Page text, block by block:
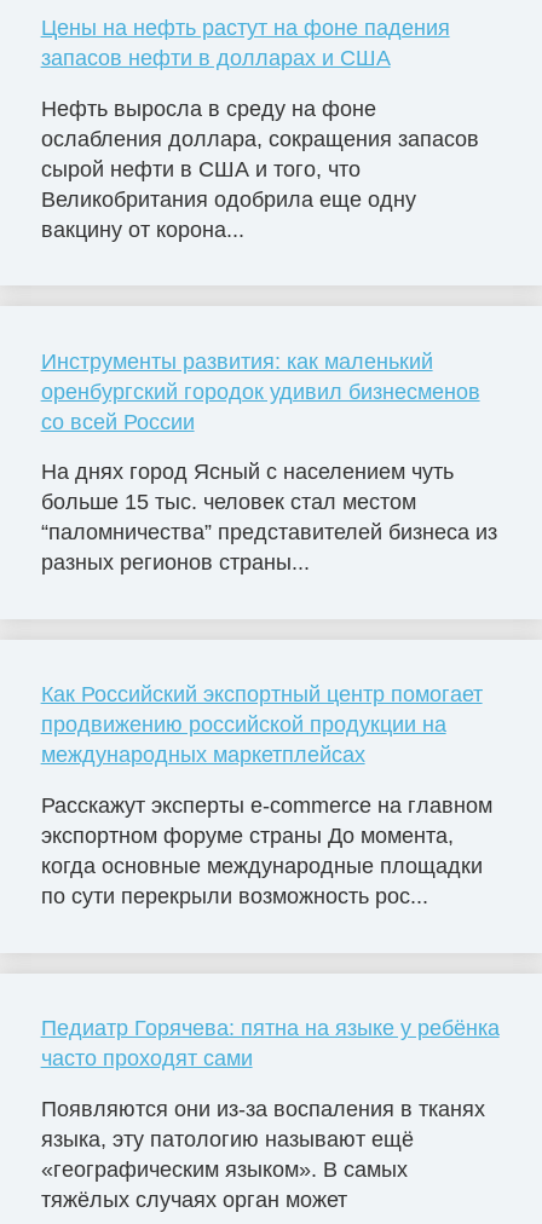
Цены на нефть растут на фоне падения
запасов нефти в долларах и США
Нефть выросла в среду на фоне
ослабления доллара, сокращения запасов
сырой нефти в США и того, что
Великобритания одобрила еще одну
вакцину от корона...
Инструменты развития: как маленький
оренбургский городок удивил бизнесменов
со всей России
На днях город Ясный с населением чуть
больше 15 тыс. человек стал местом
“паломничества” представителей бизнеса из
разных регионов страны...
Как Российский экспортный центр помогает
продвижению российской продукции на
международных маркетплейсах
Расскажут эксперты e-commerce на главном
экспортном форуме страны До момента,
когда основные международные площадки
по сути перекрыли возможность рос...
Педиатр Горячева: пятна на языке у ребёнка
часто проходят сами
Появляются они из-за воспаления в тканях
языка, эту патологию называют ещё
«географическим языком». В самых
тяжёлых случаях орган может